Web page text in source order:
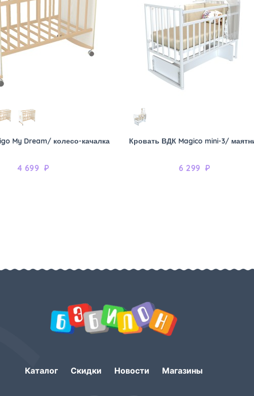
My Dream/ колесо-качалка
4 699 ₽
Кровать ВДК Magico mini-3/
6 299 ₽
Каталог Скидки Новости Магазины